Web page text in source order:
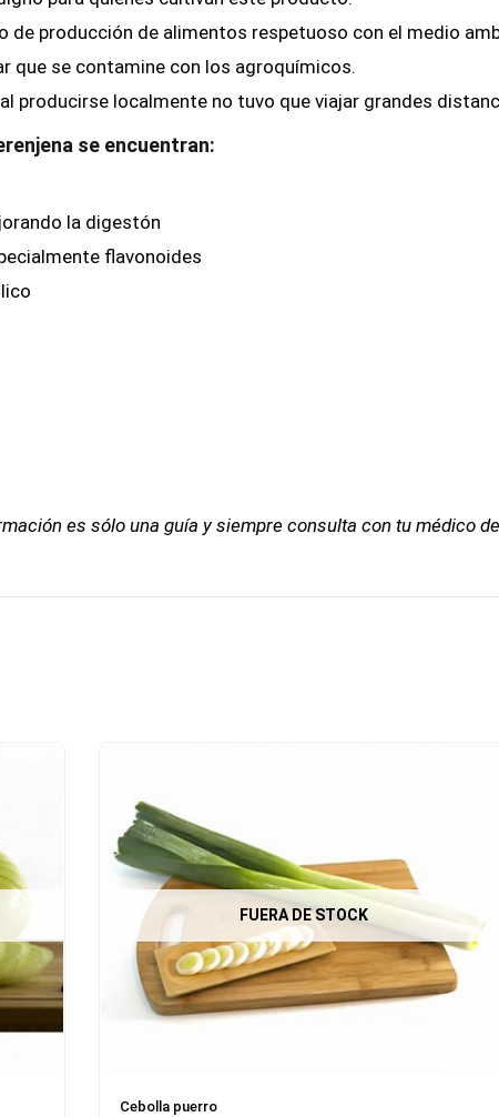
de producción de alimentos respetuoso con el medio
que se contamine con los agroquímicos.
producirse localmente no tuvo que viajar grandes
se encuentran:
la digestón
flavonoides
es sólo una guía y siempre consulta con tu médico
FUERA DE STOCK
Cebolla puerro